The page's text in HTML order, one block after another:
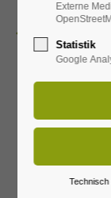
Anmelden
Register |Lost your
Support
Lorem ipsum
/ 365days
Zurück zur
Externe
Statistik
Google
Technisch